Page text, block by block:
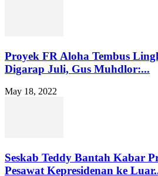
Proyek FR Aloha Tembus
Digarap Juli, Gus Muhdlor:...
May 18, 2022
Seskab Teddy Bantah Kabar
Pesawat Kepresidenan ke